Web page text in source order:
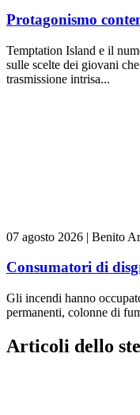
Protagonismo
Temptation Island e il
sulle scelte dei giovani
trasmissione intrisa...
07 agosto 2026 | Benito
Consumatori di
Gli incendi hanno
permanenti, colonne di
Articoli dello